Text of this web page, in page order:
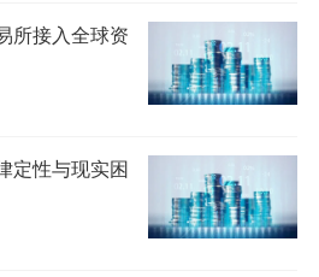
所接入全球资
定性与现实困